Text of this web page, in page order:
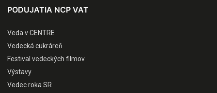
PODUJATIA NCP VAT
Veda v CENTRE
Vedecká cukráreň
Festival vedeckých filmov
Výstavy
Vedec roka SR